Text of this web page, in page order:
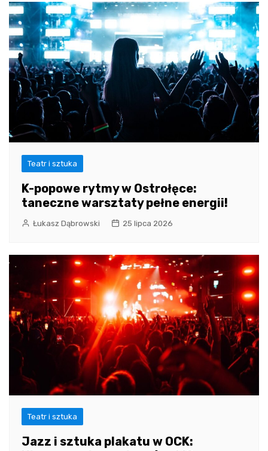
Teatr i sztuka
K-popowe rytmy w Ostrołęce:
taneczne warsztaty pełne energii!
Łukasz Dąbrowski 25 lipca 2026
Teatr i sztuka
Jazz i sztuka plakatu w OCK: